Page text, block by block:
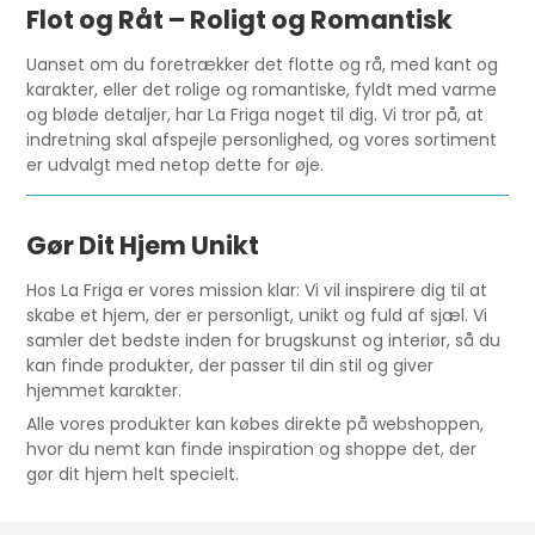
Flot og Råt – Roligt og Romantisk
Uanset om du foretrækker det flotte og rå, med kant og
karakter, eller det rolige og romantiske, fyldt med varme
og bløde detaljer, har La Friga noget til dig. Vi tror på, at
indretning skal afspejle personlighed, og vores sortiment
er udvalgt med netop dette for øje.
Gør Dit Hjem Unikt
Hos La Friga er vores mission klar: Vi vil inspirere dig til at
skabe et hjem, der er personligt, unikt og fuld af sjæl. Vi
samler det bedste inden for brugskunst og interiør, så du
kan finde produkter, der passer til din stil og giver
hjemmet karakter.
Alle vores produkter kan købes direkte på webshoppen,
hvor du nemt kan finde inspiration og shoppe det, der
gør dit hjem helt specielt.